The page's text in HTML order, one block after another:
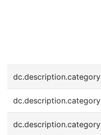
dc.description.category
dc.description.category
dc.description.category